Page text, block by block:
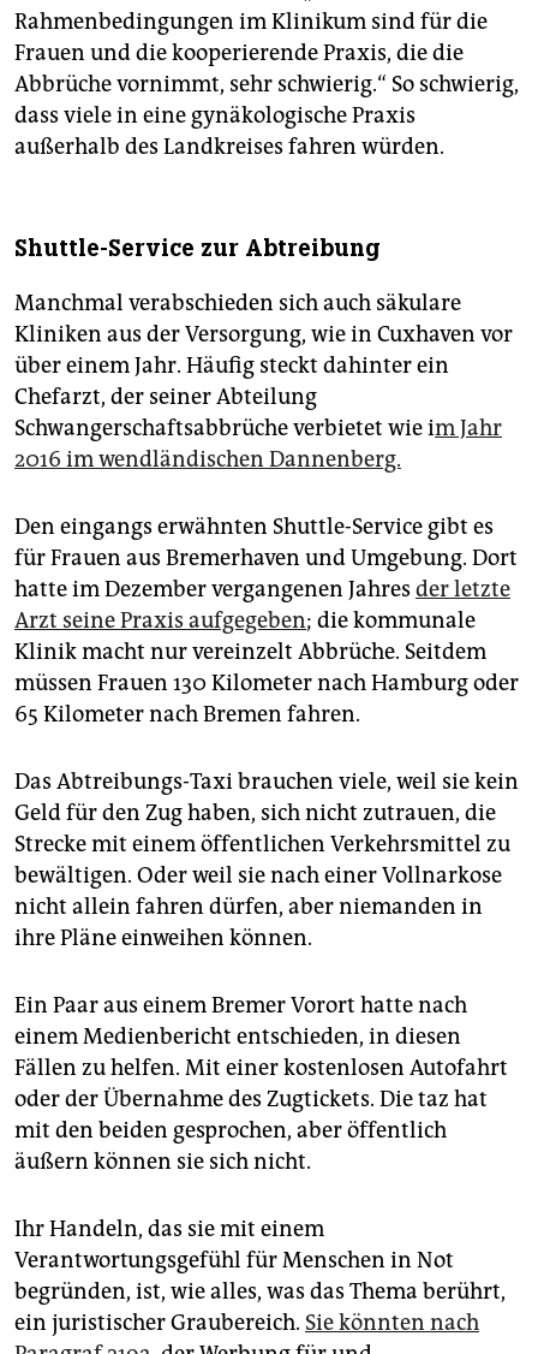
Rahmenbedingungen im Klinikum sind für die
Frauen und die kooperierende Praxis, die die
Abbrüche vornimmt, sehr schwierig.“ So schwierig,
dass viele in eine gynäkologische Praxis
außerhalb des Landkreises fahren würden.
Shuttle-Service zur Abtreibung
Manchmal verabschieden sich auch säkulare
Kliniken aus der Versorgung, wie in Cuxhaven vor
über einem Jahr. Häufig steckt dahinter ein
Chefarzt, der seiner Abteilung
Schwangerschaftsabbrüche verbietet wie im Jahr
2016 im wendländischen Dannenberg.
Den eingangs erwähnten Shuttle-Service gibt es
für Frauen aus Bremerhaven und Umgebung. Dort
hatte im Dezember vergangenen Jahres der letzte
Arzt seine Praxis aufgegeben; die kommunale
Klinik macht nur vereinzelt Abbrüche. Seitdem
müssen Frauen 130 Kilometer nach Hamburg oder
65 Kilometer nach Bremen fahren.
Das Abtreibungs-Taxi brauchen viele, weil sie kein
Geld für den Zug haben, sich nicht zutrauen, die
Strecke mit einem öffentlichen Verkehrsmittel zu
bewältigen. Oder weil sie nach einer Vollnarkose
nicht allein fahren dürfen, aber niemanden in
ihre Pläne einweihen können.
Ein Paar aus einem Bremer Vorort hatte nach
einem Medienbericht entschieden, in diesen
Fällen zu helfen. Mit einer kostenlosen Autofahrt
oder der Übernahme des Zugtickets. Die taz hat
mit den beiden gesprochen, aber öffentlich
äußern können sie sich nicht.
Ihr Handeln, das sie mit einem
Verantwortungsgefühl für Menschen in Not
begründen, ist, wie alles, was das Thema berührt,
ein juristischer Graubereich. Sie könnten nach